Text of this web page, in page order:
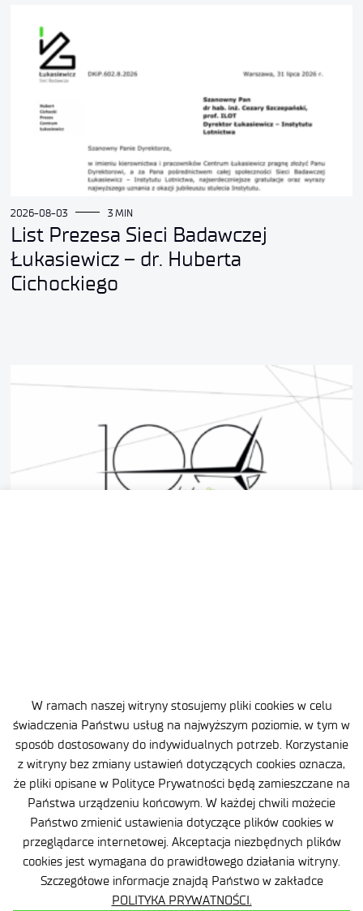
W ramach naszej witryny stosujemy pliki cookies w celu
świadczenia Państwu usług na najwyższym poziomie, w tym w
sposób dostosowany do indywidualnych potrzeb. Korzystanie
z witryny bez zmiany ustawień dotyczących cookies oznacza,
że pliki opisane w Polityce Prywatności będą zamieszczane na
Państwa urządzeniu końcowym. W każdej chwili możecie
Państwo zmienić ustawienia dotyczące plików cookies w
przeglądarce internetowej. Akceptacja niezbędnych plików
cookies jest wymagana do prawidłowego działania witryny.
Szczegółowe informacje znajdą Państwo w zakładce
POLITYKA PRYWATNOŚCI.
2026-08-03 3 MIN
List Prezesa Sieci Badawczej
Łukasiewicz – dr. Huberta
Cichockiego
Mapa strony
Deklaracja dostępności
Polityka prywatności